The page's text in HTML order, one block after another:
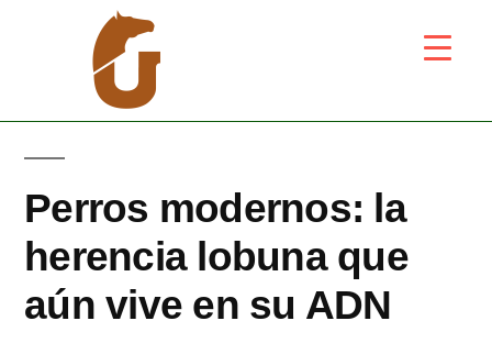
Perros modernos: la
herencia lobuna que
aún vive en su ADN